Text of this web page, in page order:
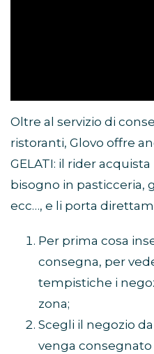
Oltre al servizio di
ristoranti, Glovo offre
GELATI: il rider
bisogno in pasticceria,
ecc…, e li porta
Per prima cosa
consegna, per
tempistiche i
zona;
Scegli il negozio
venga